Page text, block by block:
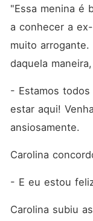
"Essa menina é
a conhecer a
muito arrogante.
daquela
- Estamos
estar aqui!
ansiosamente.
Carolina
- E eu estou
Carolina subiu